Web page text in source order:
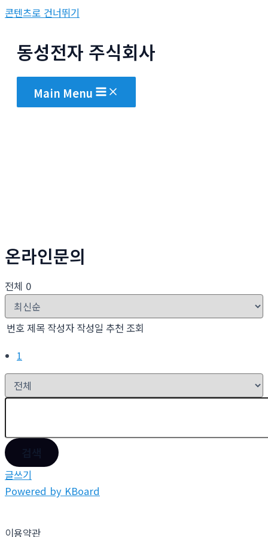
콘텐츠로 건너뛰기
동성전자 주식회사
Main Menu
온라인문의
전체 0
번호제목 작성자 작성일 추천 조회
1
글쓰기
Powered by KBoard
이용약관